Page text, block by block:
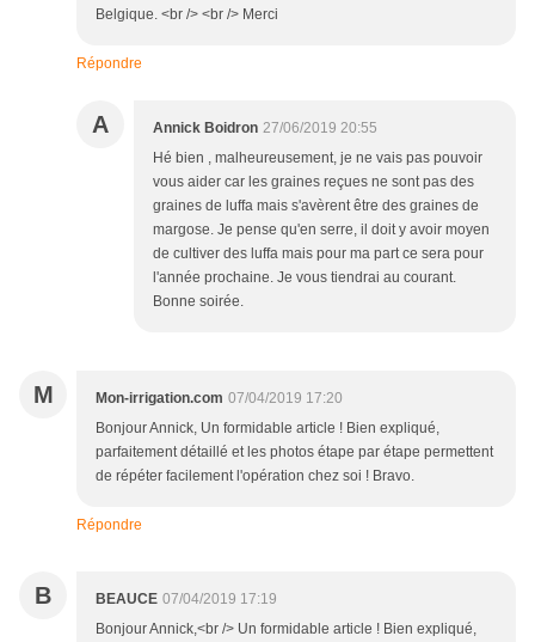
Belgique. <br /> <br /> Merci
Répondre
A Annick Boidron 27/06/2019 20:55
Hé bien , malheureusement, je ne vais pas pouvoir
vous aider car les graines reçues ne sont pas des
graines de luffa mais s'avèrent être des graines de
margose. Je pense qu'en serre, il doit y avoir moyen
de cultiver des luffa mais pour ma part ce sera pour
l'année prochaine. Je vous tiendrai au courant.
Bonne soirée.
M Mon-irrigation.com 07/04/2019 17:20
Bonjour Annick, Un formidable article ! Bien expliqué,
parfaitement détaillé et les photos étape par étape permettent
de répéter facilement l'opération chez soi ! Bravo.
Répondre
B BEAUCE 07/04/2019 17:19
Bonjour Annick,<br /> Un formidable article ! Bien expliqué,